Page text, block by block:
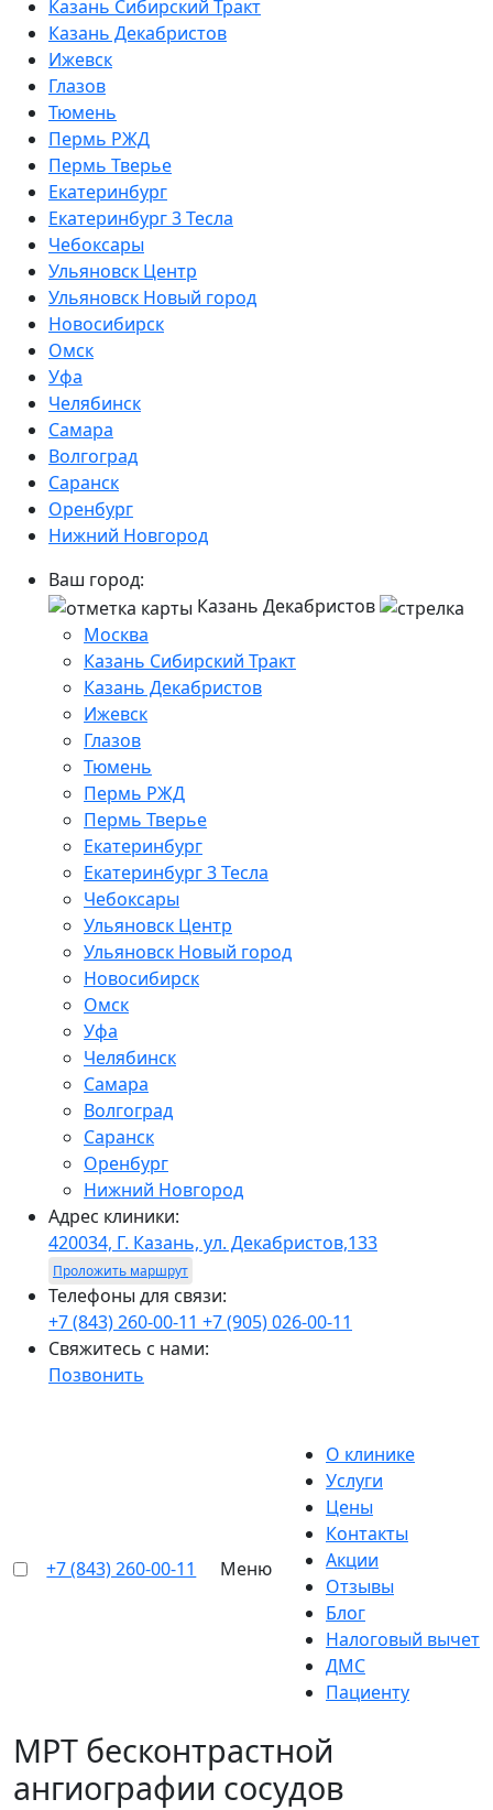
Казань Сибирский Тракт
Казань Декабристов
Ижевск
Глазов
Тюмень
Пермь РЖД
Пермь Тверье
Екатеринбург
Екатеринбург 3 Тесла
Чебоксары
Ульяновск Центр
Ульяновск Новый город
Новосибирск
Омск
Уфа
Челябинск
Самара
Волгоград
Саранск
Оренбург
Нижний Новгород
Ваш город:
Казань Декабристов
Москва
Казань Сибирский Тракт
Казань Декабристов
Ижевск
Глазов
Тюмень
Пермь РЖД
Пермь Тверье
Екатеринбург
Екатеринбург 3 Тесла
Чебоксары
Ульяновск Центр
Ульяновск Новый город
Новосибирск
Омск
Уфа
Челябинск
Самара
Волгоград
Саранск
Оренбург
Нижний Новгород
Адрес клиники:
420034, Г. Казань, ул. Декабристов,133
Проложить маршрут
Телефоны для связи:
+7 (843) 260-00-11 +7 (905) 026-00-11
Свяжитесь с нами:
Позвонить
+7 (843) 260-00-11 Меню
О клинике
Услуги
Цены
Контакты
Акции
Отзывы
Блог
Налоговый вычет
ДМС
Пациенту
МРТ бесконтрастной
ангиографии сосудов